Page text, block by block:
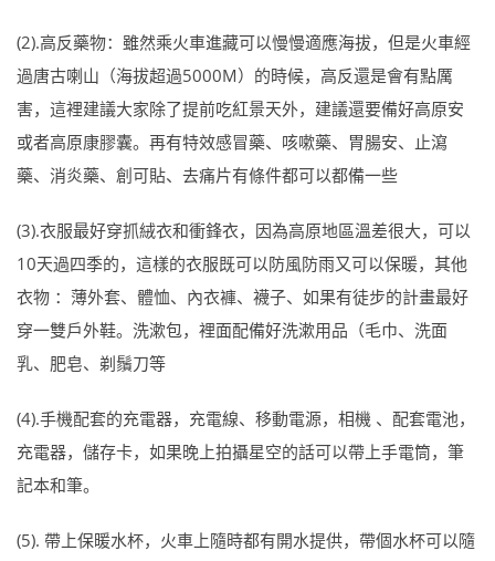
(2).高反藥物：雖然乘火車進藏可以慢慢適應海拔，但是火車經
過唐古喇山（海拔超過5000M）的時候，高反還是會有點厲
害，這裡建議大家除了提前吃紅景天外，建議還要備好高原安
或者高原康膠囊。再有特效感冒藥、咳嗽藥、胃腸安、止瀉
藥、消炎藥、創可貼、去痛片有條件都可以都備一些
(3).衣服最好穿抓絨衣和衝鋒衣，因為高原地區溫差很大，可以
10天過四季的，這樣的衣服既可以防風防雨又可以保暖，其他
衣物 ：薄外套、體恤、內衣褲、襪子、如果有徒步的計畫最好
穿一雙戶外鞋。洗漱包，裡面配備好洗漱用品（毛巾、洗面
乳、肥皂、剃鬚刀等
(4).手機配套的充電器，充電線、移動電源，相機 、配套電池，
充電器，儲存卡，如果晚上拍攝星空的話可以帶上手電筒，筆
記本和筆。
(5). 帶上保暖水杯，火車上隨時都有開水提供，帶個水杯可以隨